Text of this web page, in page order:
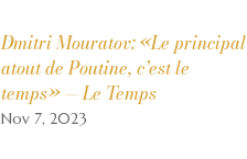
Dmitri Mouratov: «Le principal
atout de Poutine, c’est le
temps» — Le Temps
Nov 7, 2023